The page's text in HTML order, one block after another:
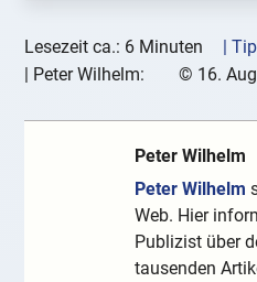
Lesezeit ca.: 6 Minuten
|
| Peter Wilhelm: © 16.
Peter Wilhelm
Peter Wilhelm
Web. Hier
Publizist über
tausenden